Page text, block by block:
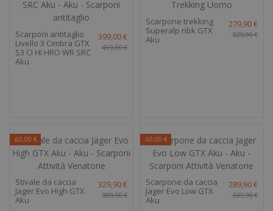
Scarponi antitaglio
Livello 3 Cimbra GTX
S3 CI HI HRO WR SRC
Aku
399,00 €
459,00 €
Scarpone trekking
Superalp nbk GTX
Aku
279,90 €
329,90 €
-60,00 €
Stivale da caccia
Jager Evo High GTX
Aku
329,90 €
389,90 €
-50,00 €
Scarpone da caccia
Jager Evo Low GTX
Aku
289,90 €
339,90 €